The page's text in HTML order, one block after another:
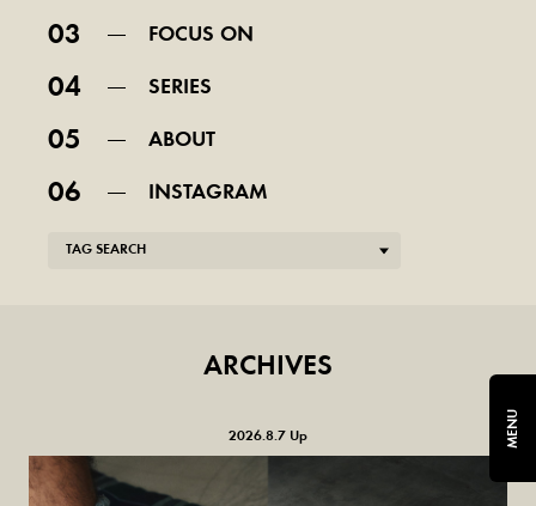
03 FOCUS ON
04 SERIES
05 ABOUT
06 INSTAGRAM
TAG SEARCH
ARCHIVES
2026.8.7 Up MENU